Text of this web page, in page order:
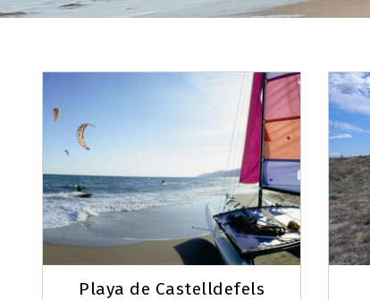
Playa de Castelldefels